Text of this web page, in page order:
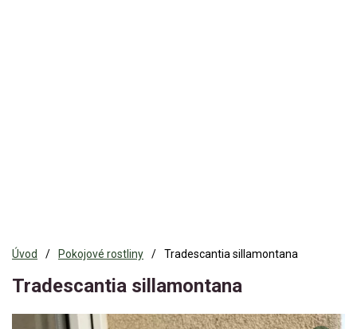
Úvod Pokojové rostliny Tradescantia sillamontana
Tradescantia sillamontana